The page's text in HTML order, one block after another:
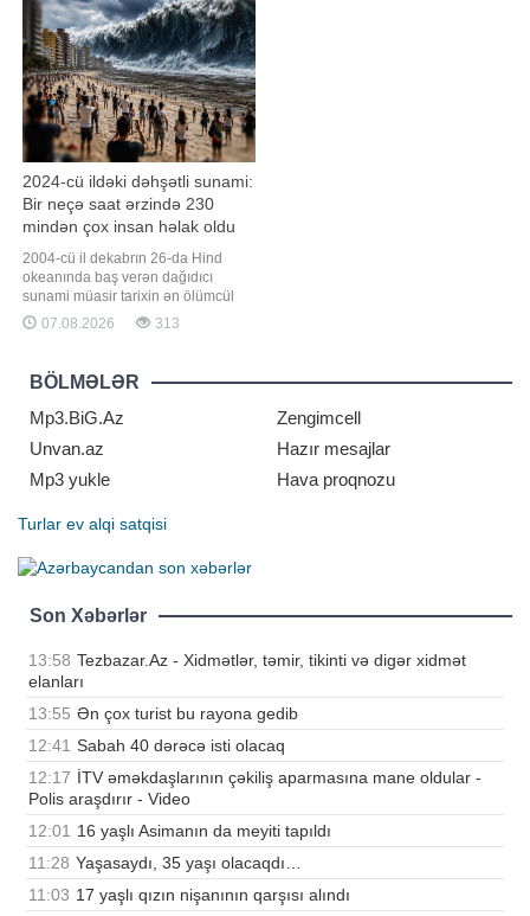
2024-cü ildəki dəhşətli sunami:
Bir neçə saat ərzində 230
mindən çox insan həlak oldu
2004-cü il dekabrın 26-da Hind
okeanında baş verən dağıdıcı
sunami müasir tarixin ən ölümcül
təbii fəlakətlərindən birinə çevrilib.
Qaynarinfo xəbər verir ki, fəlakət
çox insan həyatını itirib. Tailand isə
ən çox zərər çəkən ölkələrdən biri
olub. Fəlakət necə başladı?
07.08.2026 313
BÖLMƏLƏR
Mp3.BiG.Az
Zengimcell
Unvan.az
Hazır mesajlar
Mp3 yukle
Hava proqnozu
Turlar ev alqi satqisi
Son Xəbərlər
13:58 Tezbazar.Az - Xidmətlər, təmir, tikinti və digər xidmət
elanları
13:55 Ən çox turist bu rayona gedib
12:41 Sabah 40 dərəcə isti olacaq
12:17 İTV əməkdaşlarının çəkiliş aparmasına mane oldular -
Polis araşdırır - Video
12:01 16 yaşlı Asimanın da meyiti tapıldı
11:28 Yaşasaydı, 35 yaşı olacaqdı…
11:03 17 yaşlı qızın nişanının qarşısı alındı